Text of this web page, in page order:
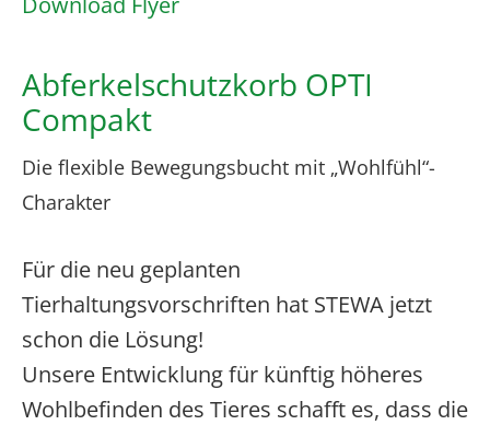
Abferkelschutzkorb OPTI
Compakt
Die flexible Bewegungsbucht mit „Wohlfühl“-
Charakter
Für die neu geplanten
Tierhaltungsvorschriften hat STEWA jetzt
schon die Lösung!
Unsere Entwicklung für künftig höheres
Wohlbefinden des Tieres schafft es, dass die